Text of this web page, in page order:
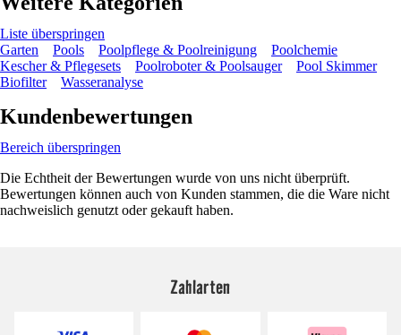
Liste überspringen
Garten
Pools Poolpflege & Poolreinigung
Poolchemie
Kescher & Pflegesets
Poolroboter & Poolsauger
Pool Skimmer
Biofilter
Wasseranalyse
Kundenbewertungen
Bereich überspringen
Die Echtheit der Bewertungen wurde von uns nicht überprüft.
Bewertungen können auch von Kunden stammen, die die Ware nicht
nachweislich genutzt oder gekauft haben.
Zahlarten